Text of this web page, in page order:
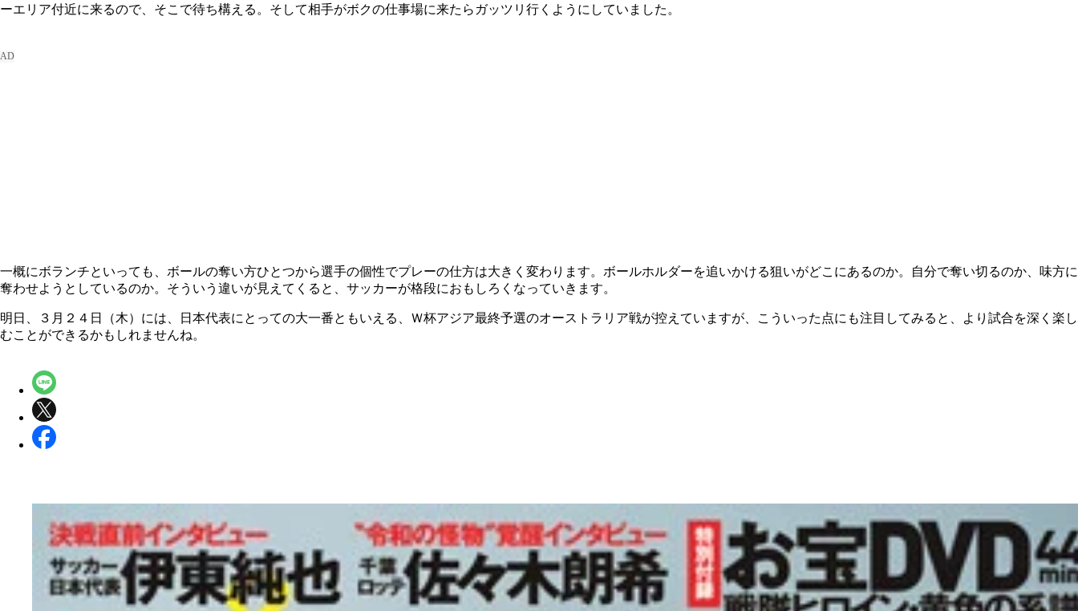
ーエリア付近に来るので、そこで待ち構える。そして相手がボクの仕事場に来たらガッツリ行くようにしていました。
一概にボランチといっても、ボールの奪い方ひとつから選手の個性でプレーの仕方は大きく変わります。ボールホルダーを追いかける狙いがどこにあるのか。自分で奪い切るのか、味方に
奪わせようとしているのか。そういう違いが見えてくると、サッカーが格段におもしろくなっていきます。
明日、３月２４日（木）には、日本代表にとっての大一番ともいえる、Ｗ杯アジア最終予選のオーストラリア戦が控えていますが、こういった点にも注目してみると、より試合を深く楽し
むことができるかもしれませんね。